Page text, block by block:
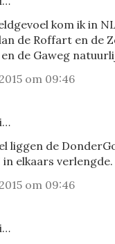
kom ik in
de Roffart en de
de Gaweg
om 09:46
liggen de
in elkaars verlengde.
om 09:46